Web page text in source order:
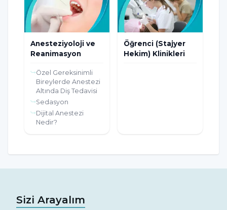
Anesteziyoloji ve
Reanimasyon
Özel Gereksinimli
Bireylerde Anestezi
Altında Diş Tedavisi
Sedasyon
Dijital Anestezi
Nedir?
Öğrenci (Stajyer
Hekim) Klinikleri
Sizi Arayalım